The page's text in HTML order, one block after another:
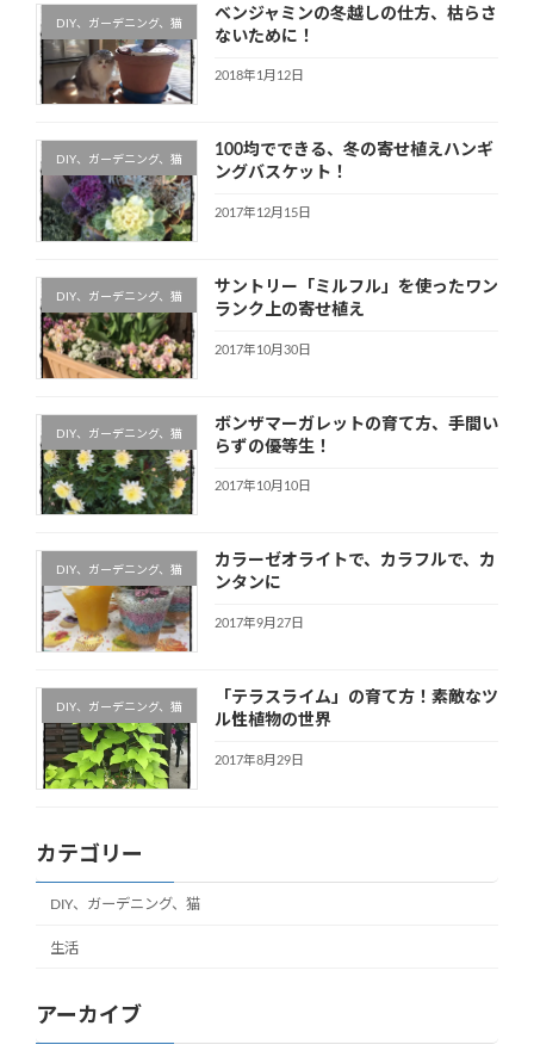
DIY、ガーデニング、猫
ベンジャミンの冬越しの仕方、枯らさ
ないために！
2018年1月12日
DIY、ガーデニング、猫
100均でできる、冬の寄せ植えハンギ
ングバスケット！
2017年12月15日
DIY、ガーデニング、猫
サントリー「ミルフル」を使ったワン
ランク上の寄せ植え
2017年10月30日
DIY、ガーデニング、猫
ボンザマーガレットの育て方、手間い
らずの優等生！
2017年10月10日
DIY、ガーデニング、猫
カラーゼオライトで、カラフルで、カ
ンタンに
2017年9月27日
DIY、ガーデニング、猫
「テラスライム」の育て方！素敵なツ
ル性植物の世界
2017年8月29日
カテゴリー
DIY、ガーデニング、猫
生活
アーカイブ